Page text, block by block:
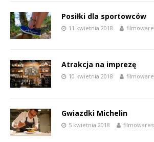
Posiłki dla sportowców
11 kwietnia 2018
Atrakcja na imprezę
10 kwietnia 2018
Gwiazdki Michelin
5 kwietnia 2018